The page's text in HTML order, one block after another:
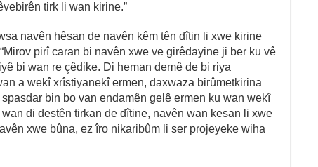
tirk li wan kirine.”
navên hêsan de navên kêm tên dîtin li xwe kirine
pirî caran bi navên xwe ve girêdayine ji ber ku vê
bi wan re çêdike. Di heman demê de bi riya
a wekî xrîstiyanekî ermen, daxwaza birûmetkirina
bin bo van endamên gelê ermen ku wan wekî
di destên tirkan de dîtine, navên wan kesan li xwe
xwe bûna, ez îro nikaribûm li ser projeyeke wiha